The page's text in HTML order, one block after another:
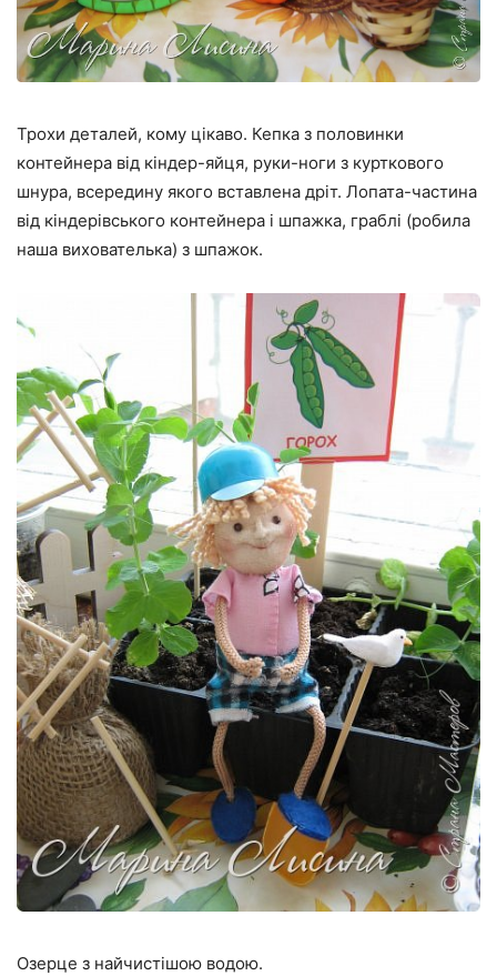
Трохи деталей, кому цікаво. Кепка з половинки
контейнера від кіндер-яйця, руки-ноги з курткового
шнура, всередину якого вставлена дріт. Лопата-частина
від кіндерівського контейнера і шпажка, граблі (робила
наша вихователька) з шпажок.
Озерце з найчистішою водою.